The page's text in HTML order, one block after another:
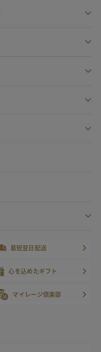
最短翌日配送
心を込めたギフト
マイレージ倶楽部